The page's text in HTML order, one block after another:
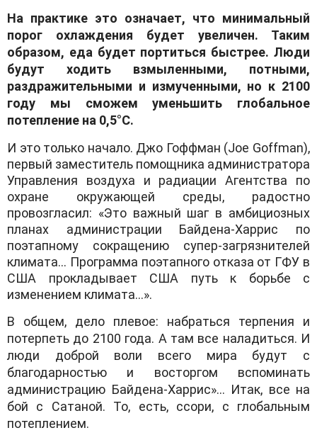
На практике это означает, что минимальный
порог охлаждения будет увеличен. Таким
образом, еда будет портиться быстрее. Люди
будут ходить взмыленными, потными,
раздражительными и измученными, но к 2100
году мы сможем уменьшить глобальное
потепление на 0,5°C.
И это только начало. Джо Гоффман (Joe Goffman),
первый заместитель помощника администратора
Управления воздуха и радиации Агентства по
охране окружающей среды, радостно
провозгласил: «Это важный шаг в амбициозных
планах администрации Байдена-Харрис по
поэтапному сокращению супер-загрязнителей
климата… Программа поэтапного отказа от ГФУ в
США прокладывает США путь к борьбе с
изменением климата…».
В общем, дело плевое: набраться терпения и
потерпеть до 2100 года. А там все наладиться. И
люди доброй воли всего мира будут с
благодарностью и восторгом вспоминать
администрацию Байдена-Харрис»… Итак, все на
бой с Сатаной. То, есть, ссори, с глобальным
потеплением.